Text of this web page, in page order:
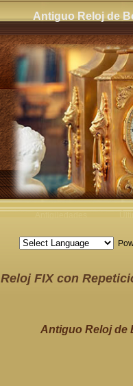
Antiguo Reloj de
Reloj FIX con
Antiguo Reloj de